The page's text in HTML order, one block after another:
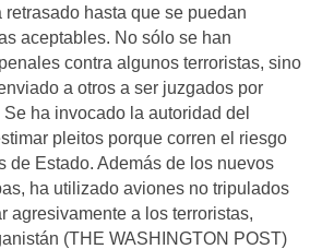
hasta que se puedan
aceptables. No sólo se han
contra algunos terroristas, sino
a otros a ser juzgados por
ha invocado la autoridad del
pleitos porque corren el riesgo
de Estado. Además de los nuevos
ha utilizado aviones no tripulados
agresivamente a los terroristas,
(THE WASHINGTON POST)